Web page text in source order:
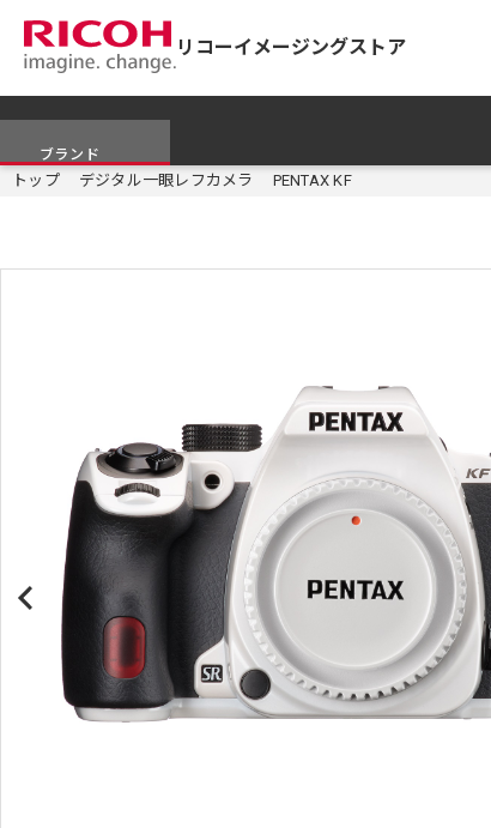
リコーイメージングストア
ブランド
トップ デジタル一眼レフカメラ PENTAX KF